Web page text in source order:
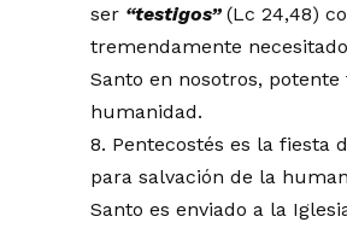
ser “testigos” (Lc 24,48)
tremendamente
Santo en nosotros,
humanidad.
8. Pentecostés es la fiesta
para salvación de la
Santo es enviado a la